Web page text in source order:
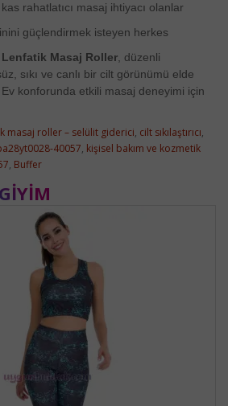
rahatlatıcı masaj ihtiyacı olanlar
güçlendirmek isteyen herkes
Masaj Roller , düzenli
sıkı ve canlı bir cilt görünümü elde
Ev konforunda etkili masaj deneyimi için
masaj roller – selülit giderici, cilt sıkılaştırıcı,
40057, kişisel bakım ve kozmetik
, Buffer